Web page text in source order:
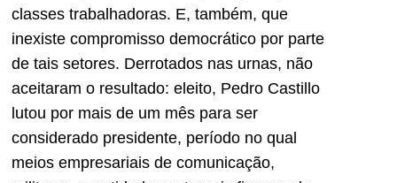
classes trabalhadoras. E, também, que
inexiste compromisso democrático por parte
de tais setores. Derrotados nas urnas, não
aceitaram o resultado: eleito, Pedro Castillo
lutou por mais de um mês para ser
considerado presidente, período no qual
meios empresariais de comunicação,